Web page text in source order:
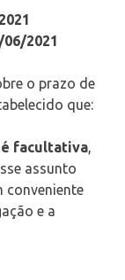
2021
o prazo de
que:
é facultativa,
assunto
conveniente
e a